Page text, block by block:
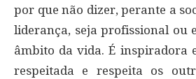
por que não dizer, perante a
liderança, seja profissional ou
âmbito da vida. É inspiradora
respeitada e respeita os